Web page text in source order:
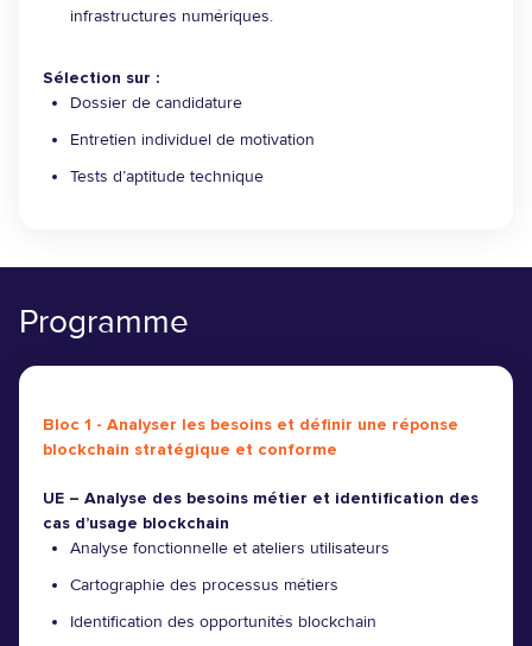
infrastructures numériques.
Sélection sur :
Dossier de candidature
Entretien individuel de motivation
Tests d’aptitude technique
Programme
Bloc 1 - Analyser les besoins et définir une réponse
blockchain stratégique et conforme
UE – Analyse des besoins métier et identification des
cas d’usage blockchain
Analyse fonctionnelle et ateliers utilisateurs
Cartographie des processus métiers
Identification des opportunités blockchain